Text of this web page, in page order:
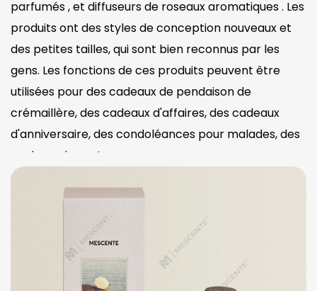
parfumés , et diffuseurs de roseaux aromatiques . Les
produits ont des styles de conception nouveaux et
des petites tailles, qui sont bien reconnus par les
gens. Les fonctions de ces produits peuvent être
utilisées pour des cadeaux de pendaison de
crémaillère, des cadeaux d'affaires, des cadeaux
d'anniversaire, des condoléances pour malades, des
anniversaires, etc.
M&PARFUM, Diffuseurs de roseaux sont
soigneusement conçus pour combiner élégance et
fonctionnalité, créant une atmosphère sereine et
accueillante pour n'importe quel espace. Utilisant
notre expertise en tant que fabricant professionnel
de produits de parfumerie pour la maison, nos